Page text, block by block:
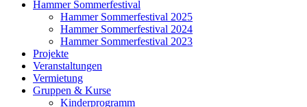
Hammer Sommerfestival
Hammer Sommerfestival 2025
Hammer Sommerfestival 2024
Hammer Sommerfestival 2023
Projekte
Veranstaltungen
Vermietung
Gruppen & Kurse
Kinderprogramm